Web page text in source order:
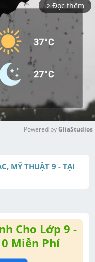
arrow_forward_ios Đọc thêm
t
Powered by GliaStudios
MỸ THUẬT 9 - TẠI
Cho Lớp 9 -
Miễn Phí